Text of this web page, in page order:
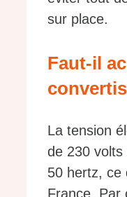
sur place.
Faut-il
La tension
de 230
50 hertz, ce
France. Par